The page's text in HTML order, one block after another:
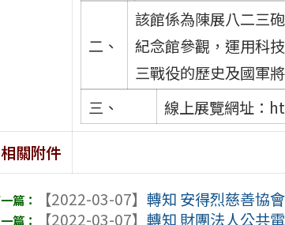
二、
該館係為陳展八二三
紀念館參觀，運用科
三戰役的歷史及國軍
三、
線上展覽網址：
相關附件
【2022-03-07】轉知 安得烈慈善協
【2022-03-07】轉知 財團法人公共